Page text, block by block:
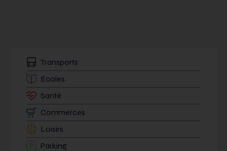
Transports
Ecoles
Santé
Commerces
Loisirs
Parking